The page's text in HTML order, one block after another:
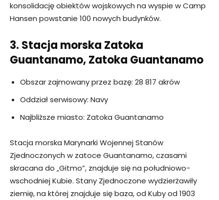
konsolidację obiektów wojskowych na wyspie w Camp
Hansen powstanie 100 nowych budynków.
3. Stacja morska Zatoka
Guantanamo, Zatoka Guantanamo
Obszar zajmowany przez bazę: 28 817 akrów
Oddział serwisowy: Navy
Najbliższe miasto: Zatoka Guantanamo
Stacja morska Marynarki Wojennej Stanów
Zjednoczonych w zatoce Guantanamo, czasami
skracana do „Gitmo”, znajduje się na południowo-
wschodniej Kubie. Stany Zjednoczone wydzierżawiły
ziemię, na której znajduje się baza, od Kuby od 1903